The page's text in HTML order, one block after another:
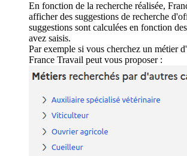
En fonction de la recherche réalisée,
afficher des suggestions de recherche
suggestions sont calculées en fonction
avez saisis.
Par exemple si vous cherchez un métier
France Travail peut vous proposer :